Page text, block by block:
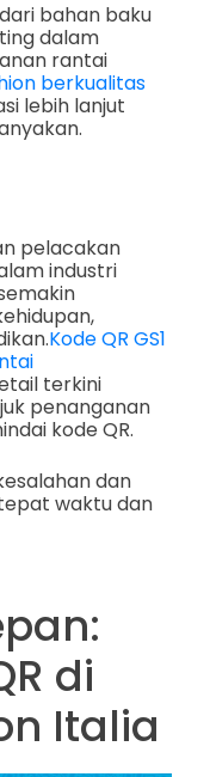
bahan baku
dalam
rantai
berkualitas
lebih lanjut
pelacakan
industri
Kode QR GS1
terkini
penanganan
kode QR.
dan
waktu dan
di
Italia